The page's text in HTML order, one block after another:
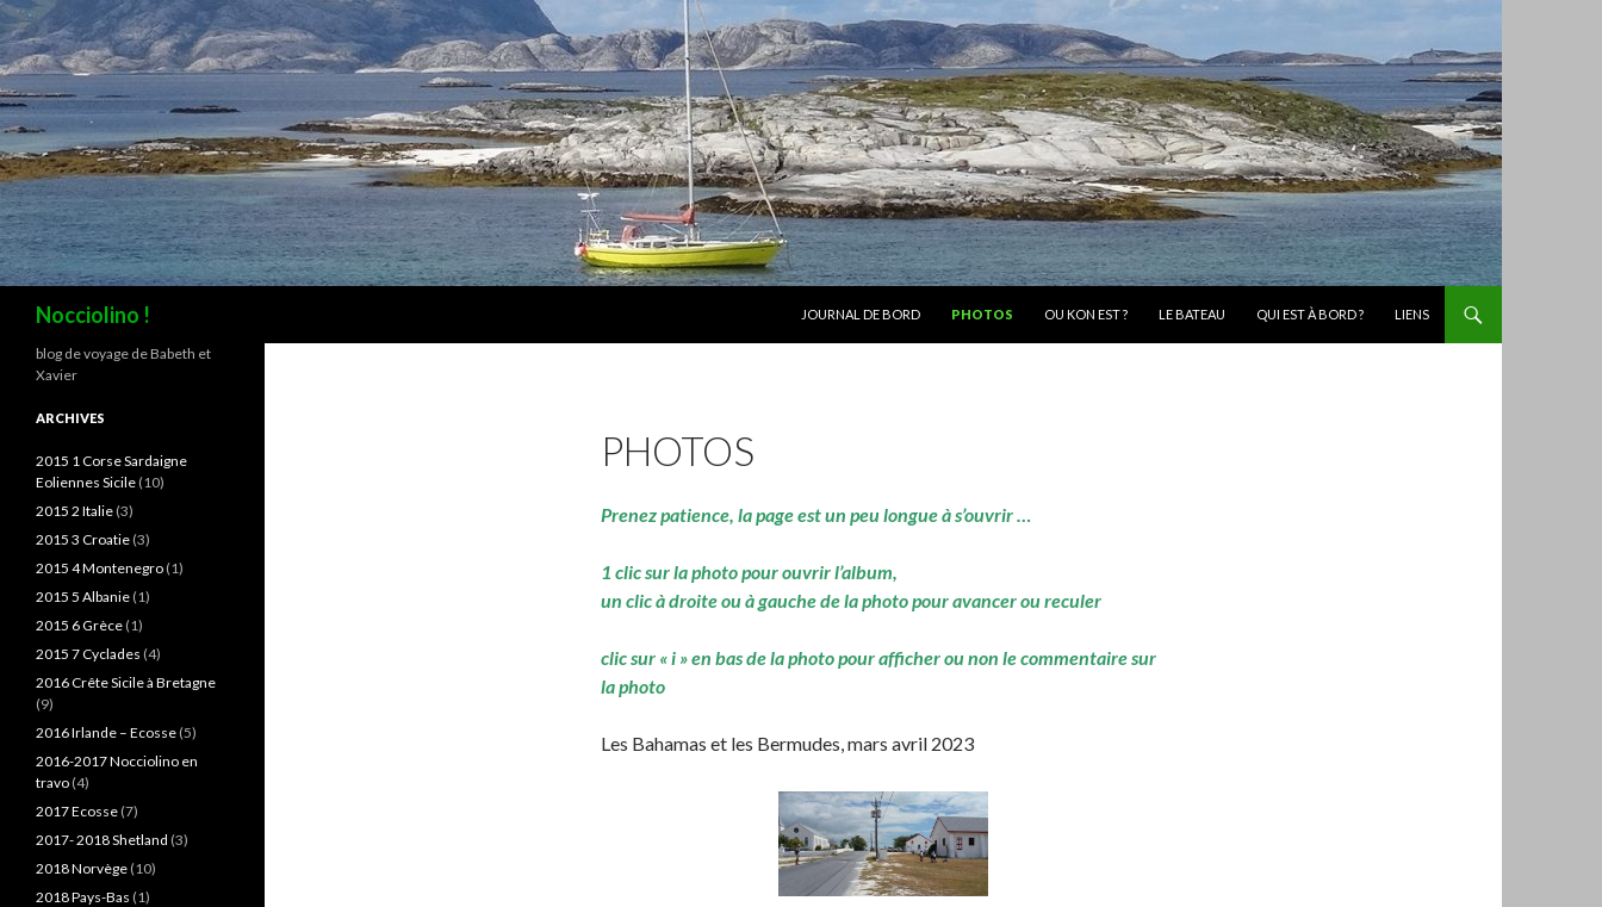
Nocciolino !
JOURNAL DE BORD
PHOTOS OU KON EST ? LE BATEAU QUI EST À BORD ? LIENS
PHOTOS
Prenez patience, la page est un peu longue à s’ouvrir …
1 clic sur la photo pour ouvrir l’album,
un clic à droite ou à gauche de la photo pour avancer ou reculer
clic sur « i » en bas de la photo pour afficher ou non le commentaire sur
la photo
Les Bahamas et les Bermudes, mars avril 2023
blog de voyage de Babeth et
Xavier
ARCHIVES
2015 1 Corse Sardaigne
Eoliennes Sicile (10)
2015 2 Italie (3)
2015 3 Croatie (3)
2015 4 Montenegro (1)
2015 5 Albanie (1)
2015 6 Grèce (1)
2015 7 Cyclades (4)
2016 Crête Sicile à Bretagne
(9)
2016 Irlande – Ecosse (5)
2016-2017 Nocciolino en
travo (4)
2017 Ecosse (7)
2017- 2018 Shetland (3)
2018 Norvège (10)
2018 Pays-Bas (1)